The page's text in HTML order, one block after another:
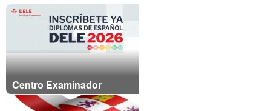
Centro Examinador